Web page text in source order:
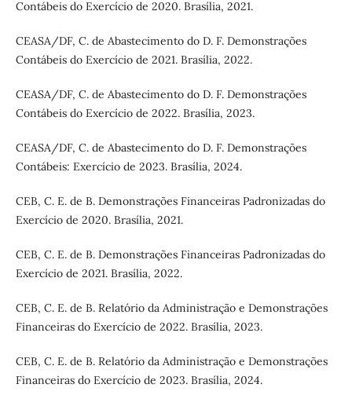
Contábeis do Exercício de 2020. Brasília, 2021.
CEASA/DF, C. de Abastecimento do D. F. Demonstrações
Contábeis do Exercício de 2021. Brasília, 2022.
CEASA/DF, C. de Abastecimento do D. F. Demonstrações
Contábeis do Exercício de 2022. Brasília, 2023.
CEASA/DF, C. de Abastecimento do D. F. Demonstrações
Contábeis: Exercício de 2023. Brasília, 2024.
CEB, C. E. de B. Demonstrações Financeiras Padronizadas do
Exercício de 2020. Brasília, 2021.
CEB, C. E. de B. Demonstrações Financeiras Padronizadas do
Exercício de 2021. Brasília, 2022.
CEB, C. E. de B. Relatório da Administração e Demonstrações
Financeiras do Exercício de 2022. Brasília, 2023.
CEB, C. E. de B. Relatório da Administração e Demonstrações
Financeiras do Exercício de 2023. Brasília, 2024.